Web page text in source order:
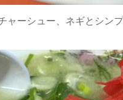
ャーシュー、ネギとシン